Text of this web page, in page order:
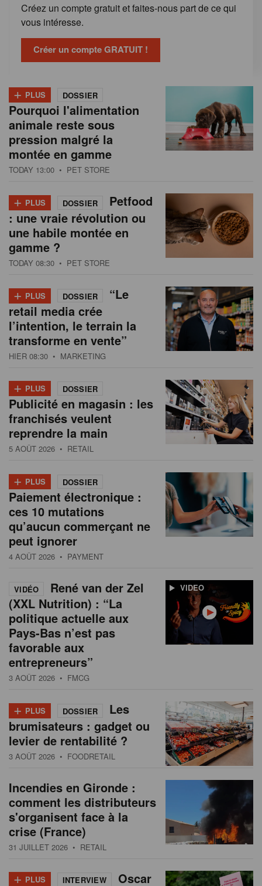
Créez un compte gratuit et faites-nous part de ce qui
vous intéresse.
Créer un compte GRATUIT !
+ PLUS DOSSIER
Pourquoi l'alimentation
animale reste sous
pression malgré la
montée en gamme
TODAY 13:00 • PET STORE
+ PLUS DOSSIER
Petfood
: une vraie révolution ou
une habile montée en
gamme ?
TODAY 08:30 • PET STORE
+ PLUS DOSSIER
“Le
retail media crée
l’intention, le terrain la
transforme en vente”
HIER 08:30 • MARKETING
+ PLUS DOSSIER
Publicité en magasin : les
franchisés veulent
reprendre la main
5 AOÛT 2026 • RETAIL
+ PLUS DOSSIER
Paiement électronique :
ces 10 mutations
qu’aucun commerçant ne
peut ignorer
4 AOÛT 2026 • PAYMENT
VIDEO
VIDÉO
René van der Zel
(XXL Nutrition) : “La
politique actuelle aux
Pays-Bas n’est pas
favorable aux
entrepreneurs”
3 AOÛT 2026 • FMCG
+ PLUS DOSSIER
Les
brumisateurs : gadget ou
levier de rentabilité ?
3 AOÛT 2026 • FOODRETAIL
Incendies en Gironde :
comment les distributeurs
s'organisent face à la
crise (France)
31 JUILLET 2026 • RETAIL
+ PLUS INTERVIEW Oscar